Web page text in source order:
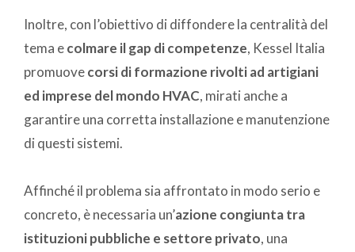
Inoltre, con l’obiettivo di diffondere la centralità del
tema ecolmare il gap di competenze, Kessel Italia
promuovecorsi di formazione rivolti ad artigiani
ed imprese del mondo HVAC, mirati anche a
garantire una corretta installazione e manutenzione
di questi sistemi.
Affinché il problema sia affrontato in modo serio e
concreto, è necessaria un’azione congiunta tra
istituzioni pubbliche e settore privato, una